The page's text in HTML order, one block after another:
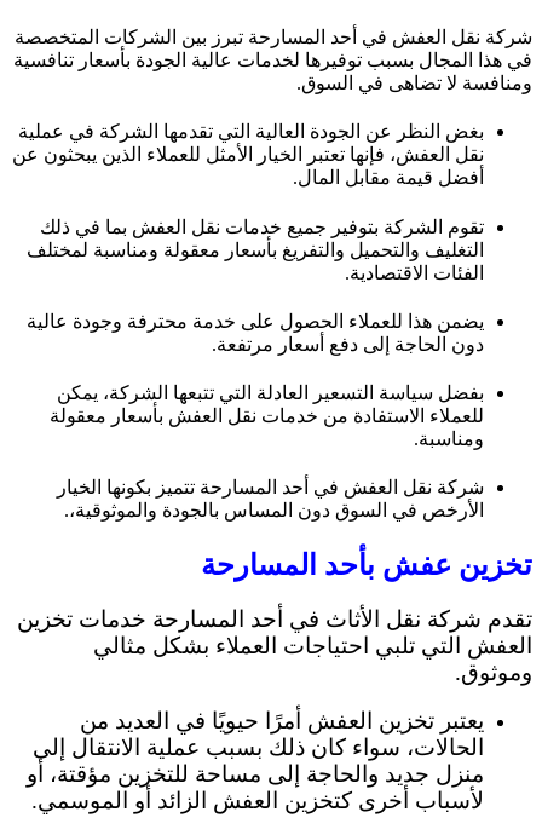
شركة نقل العفش في أحد المسارحة تبرز بين الشركات المتخصصة
في هذا المجال بسبب توفيرها لخدمات عالية الجودة بأسعار تنافسية
ومنافسة لا تضاهى في السوق.
بغض النظر عن الجودة العالية التي تقدمها الشركة في عملية
نقل العفش، فإنها تعتبر الخيار الأمثل للعملاء الذين يبحثون عن
أفضل قيمة مقابل المال.
تقوم الشركة بتوفير جميع خدمات نقل العفش بما في ذلك
التغليف والتحميل والتفريغ بأسعار معقولة ومناسبة لمختلف
الفئات الاقتصادية.
يضمن هذا للعملاء الحصول على خدمة محترفة وجودة عالية
دون الحاجة إلى دفع أسعار مرتفعة.
بفضل سياسة التسعير العادلة التي تتبعها الشركة، يمكن
للعملاء الاستفادة من خدمات نقل العفش بأسعار معقولة
ومناسبة.
شركة نقل العفش في أحد المسارحة تتميز بكونها الخيار
الأرخص في السوق دون المساس بالجودة والموثوقية،.
تخزين عفش بأحد المسارحة
تقدم شركة نقل الأثاث في أحد المسارحة خدمات تخزين
العفش التي تلبي احتياجات العملاء بشكل مثالي
وموثوق.
يعتبر تخزين العفش أمرًا حيويًا في العديد من
الحالات، سواء كان ذلك بسبب عملية الانتقال إلى
منزل جديد والحاجة إلى مساحة للتخزين مؤقتة، أو
لأسباب أخرى كتخزين العفش الزائد أو الموسمي.